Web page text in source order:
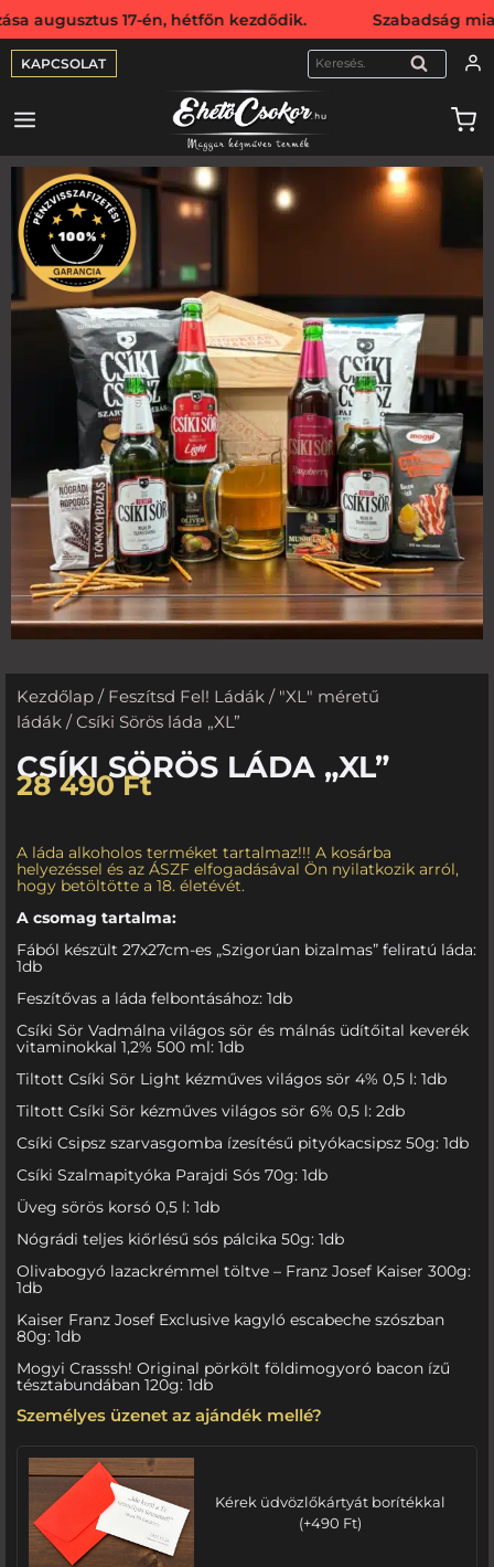
én, hétfőn kezdődik. Szabadság miatt
KAPCSOLAT KERESÉS
Kezdőlap / Feszítsd Fel! Ládák / "XL" méretű
ládák / Csíki Sörös láda „XL”
CSÍKI SÖRÖS LÁDA „XL”
28 490Ft
A láda alkoholos terméket tartalmaz!!! A kosárba
helyezéssel és az ÁSZF elfogadásával Ön nyilatkozik arról,
hogy betöltötte a 18. életévét.
A csomag tartalma:
Fából készült 27x27cm-es „Szigorúan bizalmas” feliratú láda:
1db
Feszítővas a láda felbontásához: 1db
Csíki Sör Vadmálna világos sör és málnás üdítőital keverék
vitaminokkal 1,2% 500 ml: 1db
Tiltott Csíki Sör Light kézműves világos sör 4% 0,5 l: 1db
Tiltott Csíki Sör kézműves világos sör 6% 0,5 l: 2db
Csíki Csipsz szarvasgomba ízesítésű pityókacsipsz 50g: 1db
Csíki Szalmapityóka Parajdi Sós 70g: 1db
Üveg sörös korsó 0,5 l: 1db
Nógrádi teljes kiőrlésű sós pálcika 50g: 1db
Olivabogyó lazackrémmel töltve – Franz Josef Kaiser 300g:
1db
Kaiser Franz Josef Exclusive kagyló escabeche szószban
80g: 1db
Mogyi Crasssh! Original pörkölt földimogyoró bacon ízű
tésztabundában 120g: 1db
Személyes üzenet az ajándék mellé?
Kérek üdvözlőkártyát borítékkal
(+490 Ft)